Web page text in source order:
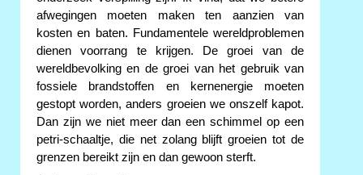
afwegingen moeten maken ten aanzien van
kosten en baten. Fundamentele wereldproblemen
dienen voorrang te krijgen. De groei van de
wereldbevolking en de groei van het gebruik van
fossiele brandstoffen en kernenergie moeten
gestopt worden, anders groeien we onszelf kapot.
Dan zijn we niet meer dan een schimmel op een
petri-schaaltje, die net zolang blijft groeien tot de
grenzen bereikt zijn en dan gewoon sterft.